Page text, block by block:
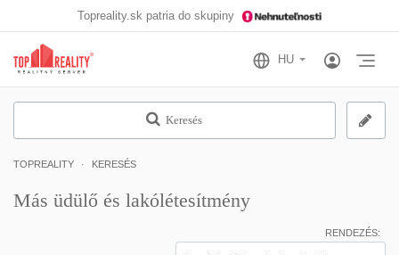
Topreality.sk patria do skupiny
Keresés
TOPREALITY KERESÉS
Más üdülő és lakólétesítmény
RENDEZÉS: